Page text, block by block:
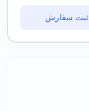
ثبت سفارش